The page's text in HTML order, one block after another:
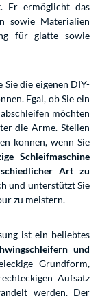
Er ermöglicht das
sowie Materialien
für glatte sowie
Sie die eigenen DIY-
Egal, ob Sie ein
möchten
die Arme. Stellen
können, wenn Sie
Schleifmaschine
Art zu
und unterstützt Sie
zu meistern.
ist ein beliebtes
und
Grundform,
Aufsatz
werden. Der